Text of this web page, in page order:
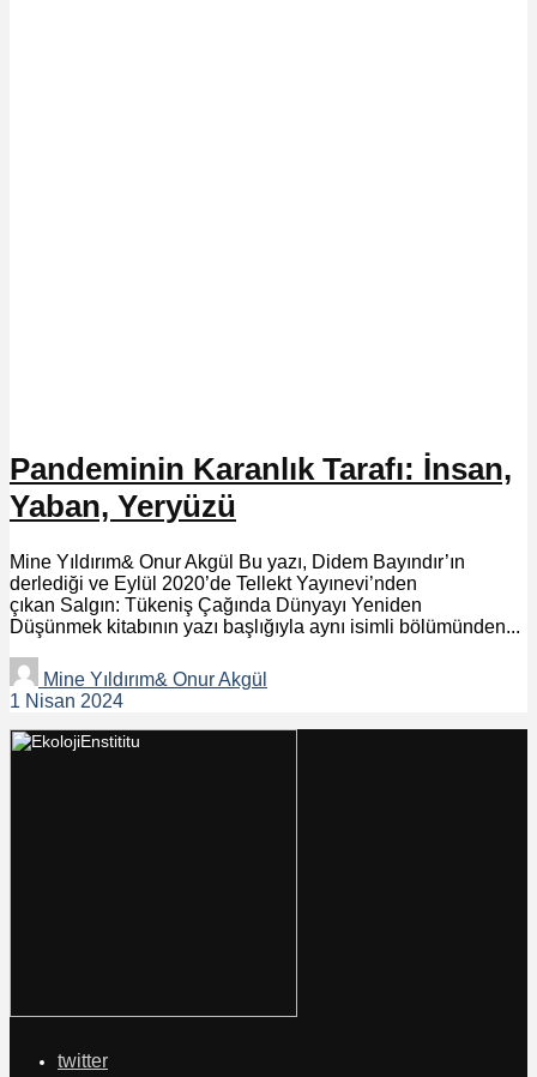
Pandeminin Karanlık Tarafı: İnsan,
Yaban, Yeryüzü
Mine Yıldırım& Onur Akgül Bu yazı, Didem Bayındır’ın
derlediği ve Eylül 2020’de Tellekt Yayınevi’nden
çıkan Salgın: Tükeniş Çağında Dünyayı Yeniden
Düşünmek kitabının yazı başlığıyla aynı isimli bölümünden...
Mine Yıldırım& Onur Akgül
1 Nisan 2024
twitter